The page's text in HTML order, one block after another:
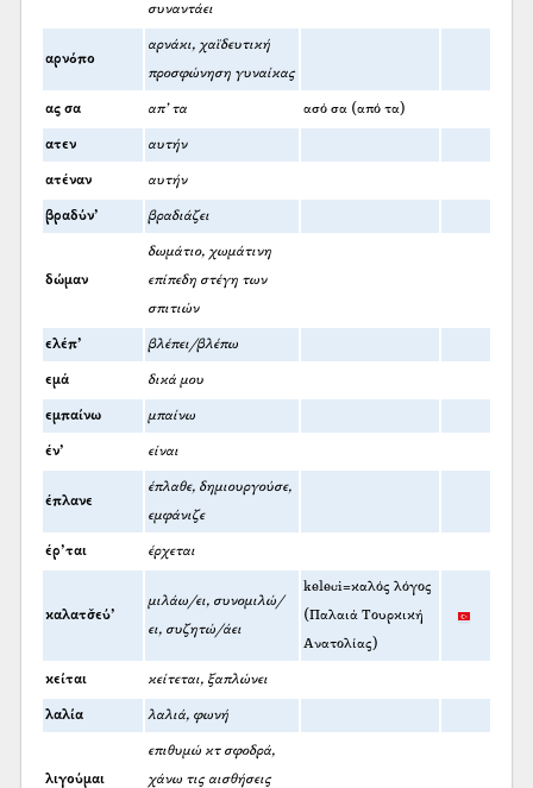
συναντάει
αρνόπο
αρνάκι, χαϊδευτική
προσφώνηση γυναίκας
ας σα απ’ τα ασό σα (από τα)
ατεν αυτήν
ατέναν αυτήν
βραδύν’ βραδιάζει
δώμαν
δωμάτιο, χωμάτινη
επίπεδη στέγη των
σπιτιών
ελέπ’ βλέπει/βλέπω
εμά δικά μου
εμπαίνω μπαίνω
έν’ είναι
έπλανε
έπλαθε, δημιουργούσε,
εμφάνιζε
έρ’ται έρχεται
καλατσ̌εύ’
μιλάω/ει, συνομιλώ/
ει, συζητώ/άει
keleci=καλός λόγος
(Παλαιά Τουρκική
Ανατολίας)
κείται κείτεται, ξαπλώνει
λαλία λαλιά, φωνή
λιγούμαι
επιθυμώ κτ σφοδρά,
χάνω τις αισθήσεις